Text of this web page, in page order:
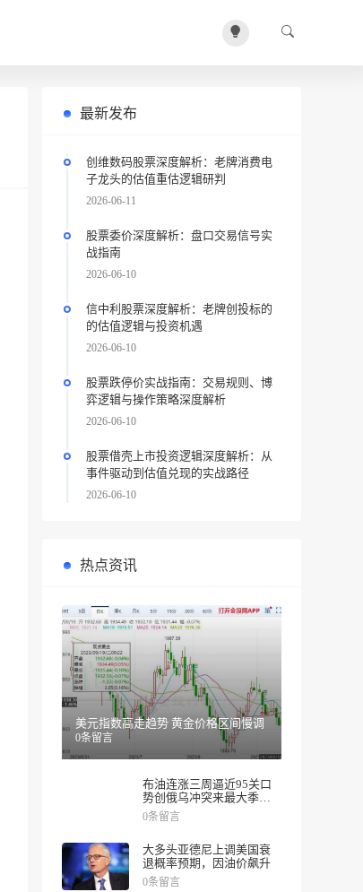
最新发布
创维数码股票深度解析：老牌消费电
子龙头的估值重估逻辑研判
2026-06-11
股票委价深度解析：盘口交易信号实
战指南
2026-06-10
信中利股票深度解析：老牌创投标的
的估值逻辑与投资机遇
2026-06-10
股票跌停价实战指南：交易规则、博
弈逻辑与操作策略深度解析
2026-06-10
股票借壳上市投资逻辑深度解析：从
事件驱动到估值兑现的实战路径
2026-06-10
热点资讯
美元指数高走趋势 黄金价格区间慢调
0条留言
布油连涨三周逼近95关口
势创俄乌冲突来最大季度
涨幅
0条留言
大多头亚德尼上调美国衰
退概率预期，因油价飙升
0条留言